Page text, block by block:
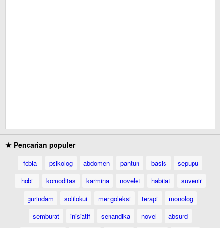
★ Pencarian populer
fobia psikolog abdomen pantun basis
sepupu
hobi
komoditas karmina novelet habitat
suvenir
gurindam
solilokui mengoleksi terapi
monolog
semburat
inisiatif senandika novel
absurd